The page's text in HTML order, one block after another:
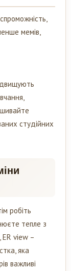
мемів,
студійних
робіть
тепле з
ER view –
яка
важливі